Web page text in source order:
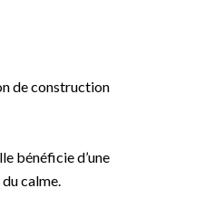
de construction
bénéficie d’une
calme.